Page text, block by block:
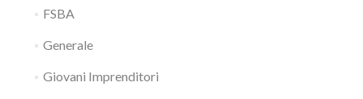
FSBA
Generale
Giovani Imprenditori